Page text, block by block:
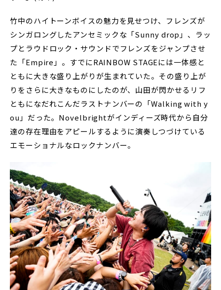
竹中のハイトーンボイスの魅力を見せつけ、フレンズが
シンガロングしたアンセミックな「Sunny drop」、ラッ
プとラウドロック・サウンドでフレンズをジャンプさせ
た「Empire」。すでにRAINBOW STAGEには一体感と
ともに大きな盛り上がりが生まれていた。その盛り上が
りをさらに大きなものにしたのが、山田が閃かせるリフ
ともになだれこんだラストナンバーの「Walking with y
ou」だった。Novelbrightがインディーズ時代から自分
達の存在理由をアピールするように演奏しつづけている
エモーショナルなロックナンバー。